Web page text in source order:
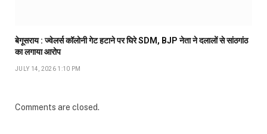
बेगूसराय : ज्वेलर्स कॉलोनी गेट हटाने पर घिरे SDM, BJP नेता ने दलालों से सांठगांठ
का लगाया आरोप
JULY 14, 2026 1:10 PM
Comments are closed.